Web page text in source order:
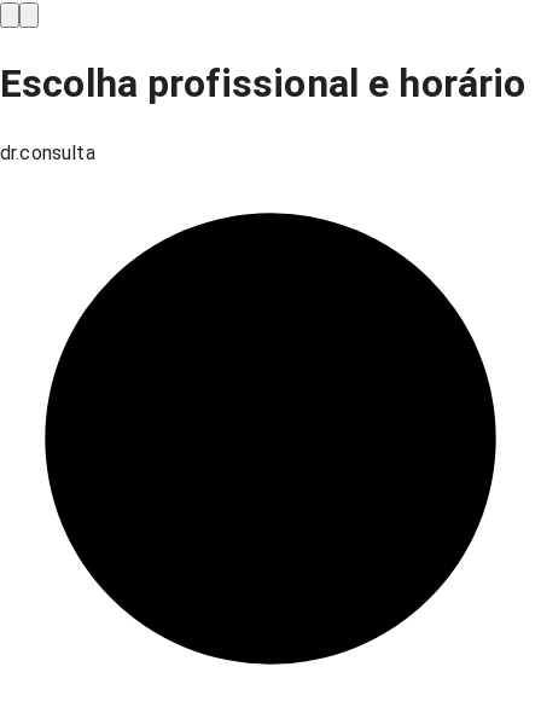
Escolha profissional e horário
dr.consulta